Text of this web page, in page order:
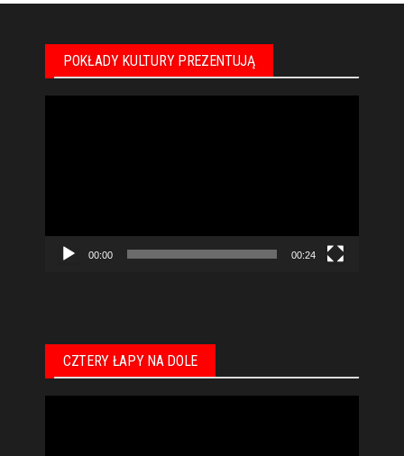
POKŁADY KULTURY PREZENTUJĄ
00:00 00:24
CZTERY ŁAPY NA DOLE